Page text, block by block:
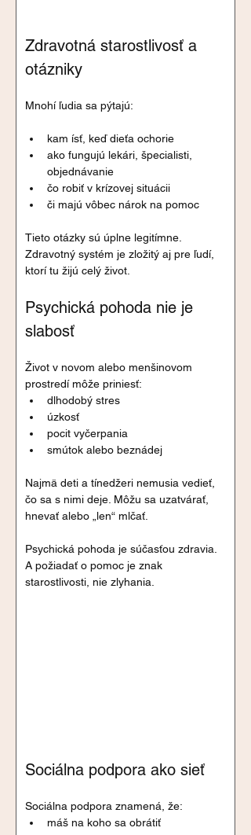
Zdravotná starostlivosť a
otázniky
Mnohí ľudia sa pýtajú:
kam ísť, keď dieťa ochorie
ako fungujú lekári, špecialisti,
objednávanie
čo robiť v krízovej situácii
či majú vôbec nárok na pomoc
Tieto otázky sú úplne legitímne.
Zdravotný systém je zložitý aj pre ľudí,
ktorí tu žijú celý život.
Psychická pohoda nie je
slabosť
Život v novom alebo menšinovom
prostredí môže priniesť:
dlhodobý stres
úzkosť
pocit vyčerpania
smútok alebo beznádej
Najmä deti a tínedžeri nemusia vedieť,
čo sa s nimi deje. Môžu sa uzatvárať,
hnevať alebo „len“ mlčať.
Psychická pohoda je súčasťou zdravia.
A požiadať o pomoc je znak
starostlivosti, nie zlyhania.
Sociálna podpora ako sieť
Sociálna podpora znamená, že:
máš na koho sa obrátiť